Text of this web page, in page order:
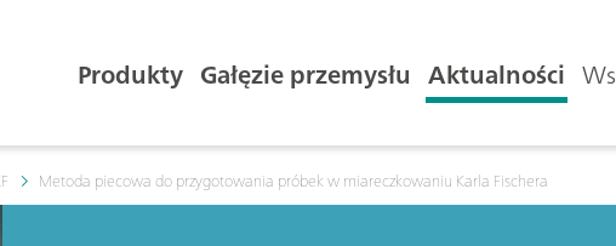
Produkty Gałęzie przemysłu Aktualności
Metoda piecowa do przygotowania próbek w miareczkowaniu Karla Fischera